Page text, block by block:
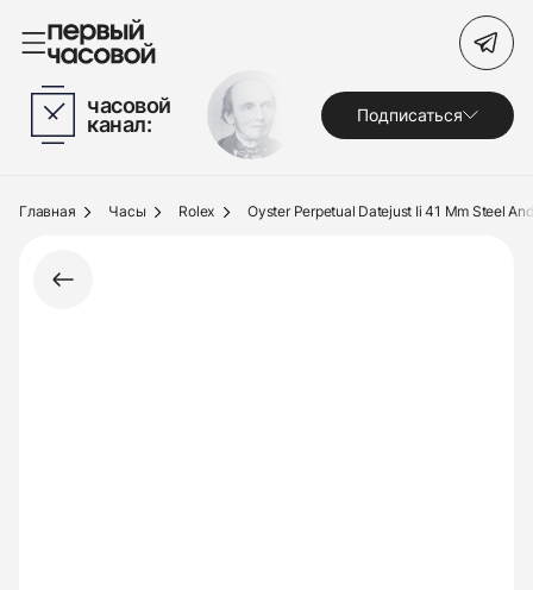
Часы
Украшения
Под заказ
Поиск по сайту
часовой
канал: Подписаться
Главная Часы Rolex Oyster Perpetual Datejust Ii 41 Mm Steel